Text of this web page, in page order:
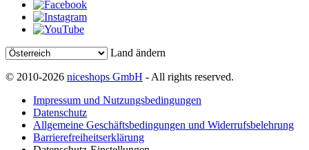
Land ändern
© 2010-2026 niceshops GmbH - All rights reserved.
Impressum und Nutzungsbedingungen
Datenschutz
Allgemeine Geschäftsbedingungen und Widerrufsbelehrung
Barrierefreiheitserklärung